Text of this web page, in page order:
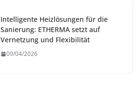
Intelligente Heizlösungen für die
Sanierung: ETHERMA setzt auf
Vernetzung und Flexibilität
09/04/2026